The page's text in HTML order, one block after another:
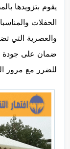
يقوم بتزويدها
الحفلات
والعصرية التي
ضمان على جودة
للضرر مع مرور